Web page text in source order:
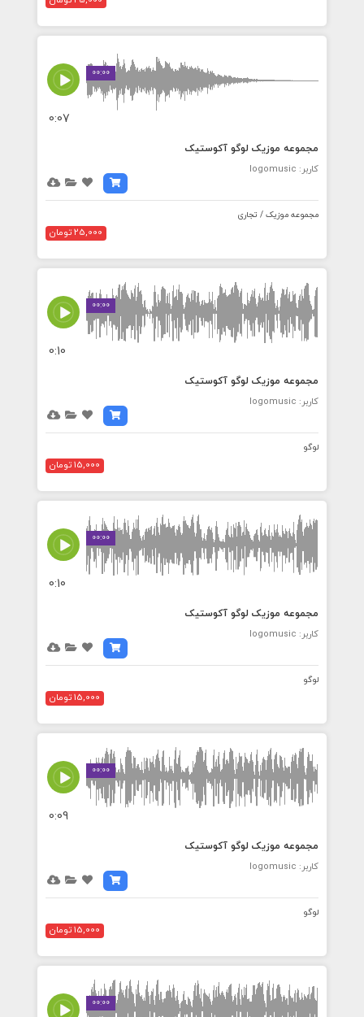
00:00
0:07
مجموعه موزیک لوگو آکوستیک
کاربر: logomusic
مجموعه موزیک / تجاری
25,000 تومان
00:00
0:10
مجموعه موزیک لوگو آکوستیک
کاربر: logomusic
لوگو
15,000 تومان
00:00
0:10
مجموعه موزیک لوگو آکوستیک
کاربر: logomusic
لوگو
15,000 تومان
00:00
0:09
مجموعه موزیک لوگو آکوستیک
کاربر: logomusic
لوگو
15,000 تومان
00:00